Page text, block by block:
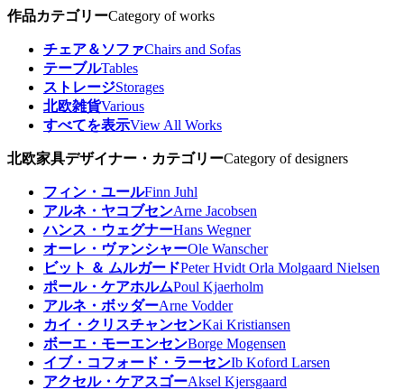
作品カテゴリーCategory of works
チェア＆ソファChairs and Sofas
テーブルTables
ストレージStorages
北欧雑貨Various
すべてを表示View All Works
北欧家具デザイナー・カテゴリーCategory of designers
フィン・ユールFinn Juhl
アルネ・ヤコブセンArne Jacobsen
ハンス・ウェグナーHans Wegner
オーレ・ヴァンシャーOle Wanscher
ビット ＆ ムルガードPeter Hvidt Orla Molgaard Nielsen
ポール・ケアホルムPoul Kjaerholm
アルネ・ボッダーArne Vodder
カイ・クリスチャンセンKai Kristiansen
ボーエ・モーエンセンBorge Mogensen
イブ・コフォード・ラーセンIb Koford Larsen
アクセル・ケアスゴーAksel Kjersgaard